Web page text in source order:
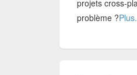
projets cross-
problème ?